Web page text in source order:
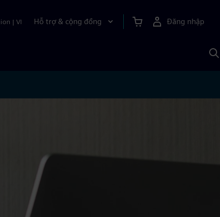
| VI Hỗ trợ & cộng đồng Đăng nhập